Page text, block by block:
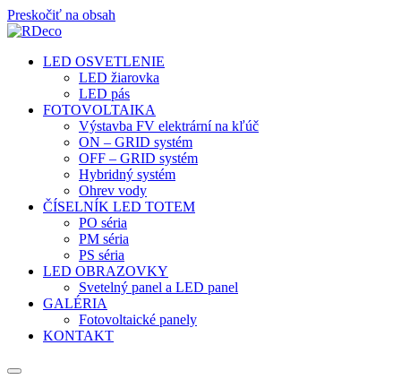
Preskočiť na obsah
LED OSVETLENIE
LED žiarovka
LED pás
FOTOVOLTAIKA
Výstavba FV elektrární na kľúč
ON – GRID systém
OFF – GRID systém
Hybridný systém
Ohrev vody
ČÍSELNÍK LED TOTEM
PO séria
PM séria
PS séria
LED OBRAZOVKY
Svetelný panel a LED panel
GALÉRIA
Fotovoltaické panely
KONTAKT